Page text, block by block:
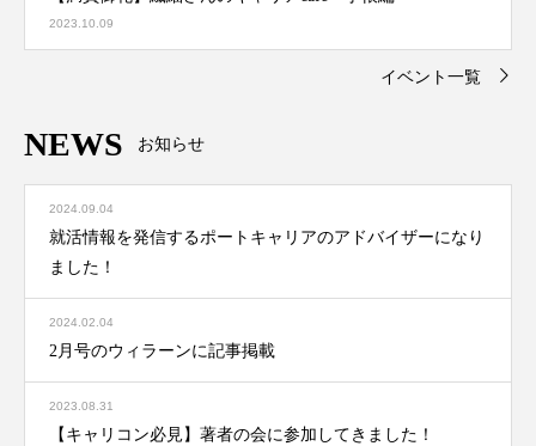
NEWS お知らせ
2024.09.04
就活情報を発信するポートキャリアのアドバイザーになり
ました！
2024.02.04
2月号のウィラーンに記事掲載
2023.08.31
【キャリコン必見】著者の会に参加してきました！
2023.10.09
イベント一覧